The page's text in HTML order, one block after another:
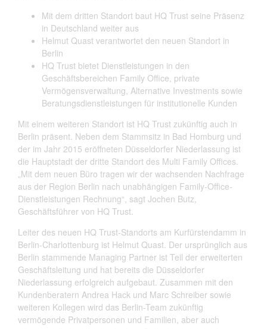
Mit dem dritten Standort baut HQ Trust seine Präsenz
in Deutschland weiter aus
Helmut Quast verantwortet den neuen Standort in
Berlin
HQ Trust bietet Dienstleistungen in den
Geschäftsbereichen Family Office, private
Vermögensverwaltung, Alternative Investments sowie
Beratungsdienstleistungen für institutionelle Kunden
Mit einem weiteren Standort ist HQ Trust zukünftig auch in
Berlin präsent. Neben dem Stammsitz in Bad Homburg und
der im Jahr 2015 eröffneten Düsseldorfer Niederlassung ist
die Hauptstadt der dritte Standort des Multi Family Offices.
„Mit dem neuen Büro tragen wir der wachsenden Nachfrage
aus der Region Berlin nach unabhängigen Family-Office-
Dienstleistungen Rechnung“, sagt Jochen Butz,
Geschäftsführer von HQ Trust.
Leiter des neuen HQ Trust-Standorts am Kurfürstendamm in
Berlin-Charlottenburg ist Helmut Quast. Der ursprünglich aus
Berlin stammende Managing Partner ist Teil der erweiterten
Geschäftsleitung und hat bereits die Düsseldorfer
Niederlassung erfolgreich aufgebaut. Zusammen mit den
Kundenberatern Andrea Hack und Marc Schreiber sowie
weiteren Kollegen wird das Berlin-Team zukünftig
vermögende Privatpersonen und Familien, aber auch